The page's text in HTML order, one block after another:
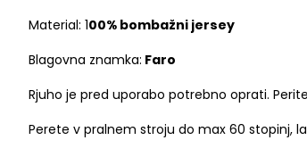
Material: 100% bombažni jersey
Blagovna znamka: Faro
Rjuho je pred uporabo potrebno oprati.
Perete v pralnem stroju do max 60 stopinj,